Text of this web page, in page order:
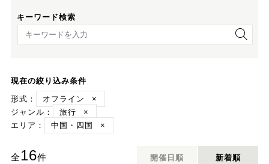
キーワード検索
キーワード検索
現在の絞り込み条件
形式：
オフライン
×
ジャンル：
旅行
×
エリア：
中国・四国 ×
全16件 開催日順 新着順